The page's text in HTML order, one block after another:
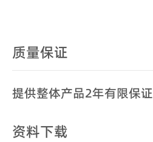
质量保证
提供整体产品2年有限保证
资料下载